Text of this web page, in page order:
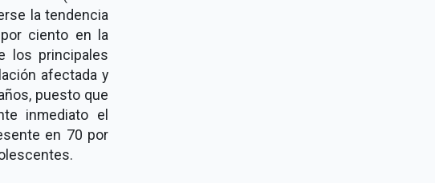
la tendencia
ciento en la
los principales
afectada y
puesto que
inmediato el
en 70 por